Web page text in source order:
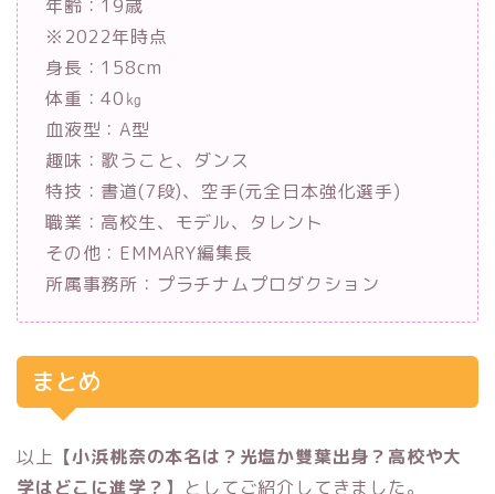
年齢：19歳
※2022年時点
身長：158cm
体重：40㎏
血液型：A型
趣味：歌うこと、ダンス
特技：書道(7段)、空手(元全日本強化選手)
職業：高校生、モデル、タレント
その他：EMMARY編集長
所属事務所：プラチナムプロダクション
まとめ
以上 【小浜桃奈の本名は？光塩か雙葉出身？高校や大
学はどこに進学？】 としてご紹介してきました。